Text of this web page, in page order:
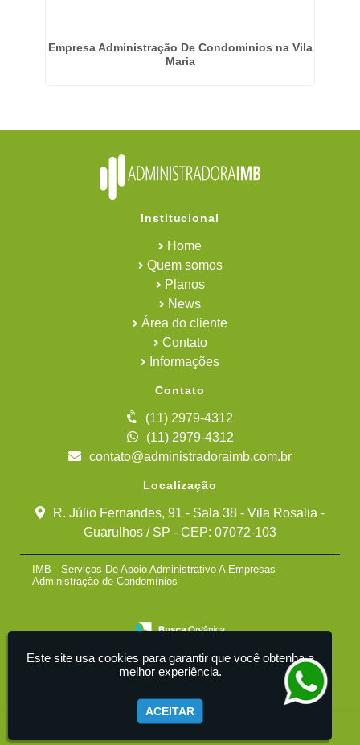
Empresa Administração De Condominios na Vila
Maria
Institucional
Home
Quem somos
Planos
News
Área do cliente
Contato
Informações
Contato
(11) 2979-4312
(11) 2979-4312
contato@administradoraimb.com.br
Localização
R. Júlio Fernandes, 91 - Sala 38 - Vila Rosalia -
Guarulhos / SP - CEP: 07072-103
IMB - Serviços De Apoio Administrativo A Empresas -
Administração de Condomínios
Este site usa cookies para garantir que você obtenha a
melhor experiência.
ACEITAR